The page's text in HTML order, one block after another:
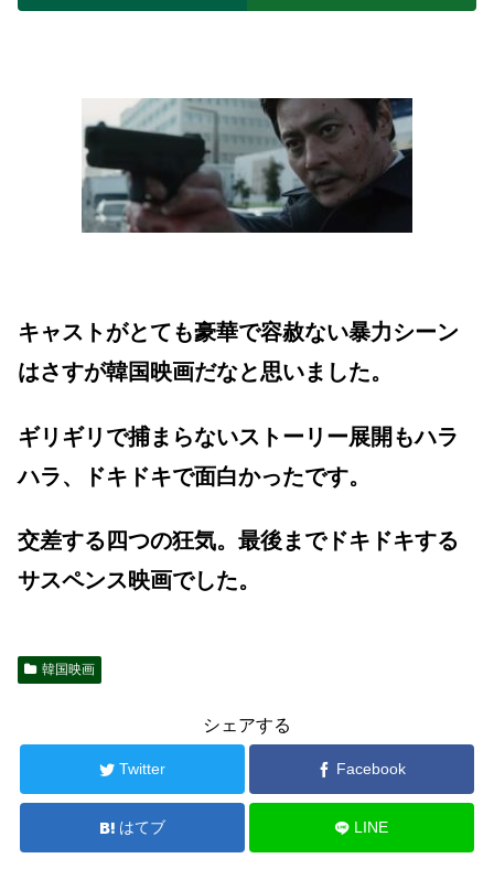
キャストがとても豪華で容赦ない暴力シーン
はさすが韓国映画だなと思いました。
ギリギリで捕まらないストーリー展開もハラ
ハラ、ドキドキで面白かったです。
交差する四つの狂気。最後までドキドキする
サスペンス映画でした。
韓国映画
シェアする
Twitter Facebook
はてブ LINE